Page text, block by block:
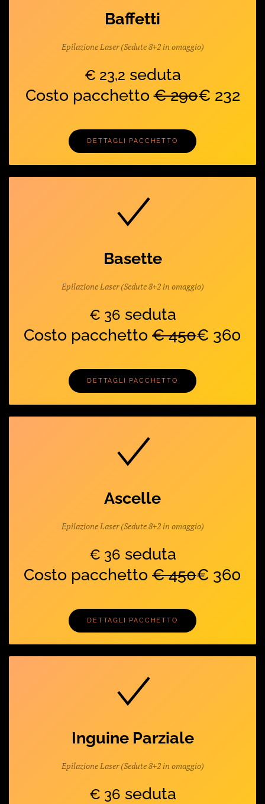
Baffetti
Epilazione Laser (Sedute 8+2 in omaggio)
€ 23,2 seduta
Costo pacchetto€ 290€ 232
DETTAGLI PACCHETTO
Basette
Epilazione Laser (Sedute 8+2 in omaggio)
€ 36 seduta
Costo pacchetto € 450€ 360
DETTAGLI PACCHETTO
Ascelle
Epilazione Laser (Sedute 8+2 in omaggio)
€ 36 seduta
Costo pacchetto € 450€ 360
DETTAGLI PACCHETTO
Inguine Parziale
Epilazione Laser (Sedute 8+2 in omaggio)
€ 36 seduta